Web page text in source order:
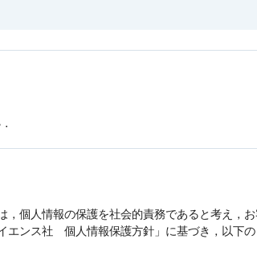
，個人情報の保護を社会的責務であると考え，
エンス社 個人情報保護方針」に基づき，以下